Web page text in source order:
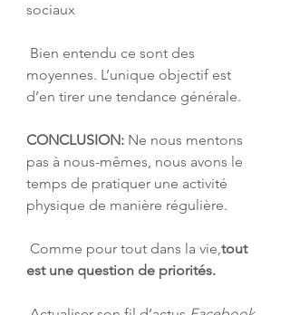
sociaux
moyennes. L’unique objectif est
d’en tirer une tendance générale.
CONCLUSION: Ne nous mentons
pas à nous-mêmes, nous avons le
temps de pratiquer une activité
physique de manière régulière.
Comme pour tout dans la vie,tout
est une question de priorités.